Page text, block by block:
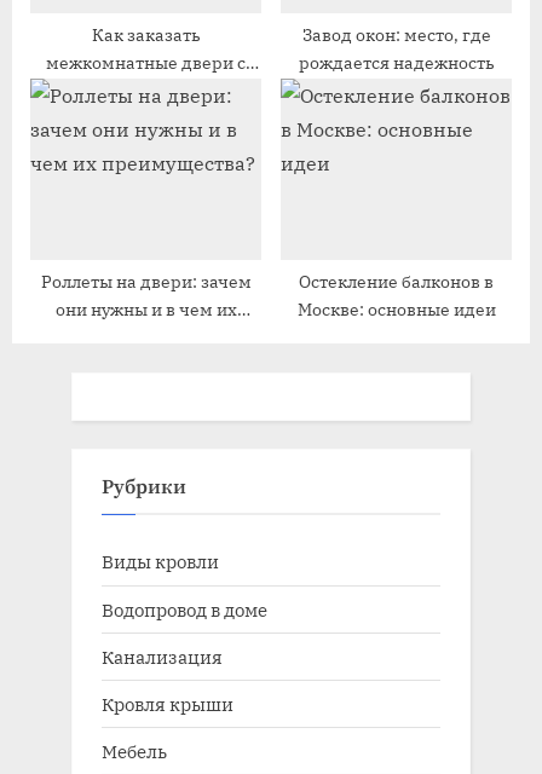
Как заказать
межкомнатные двери с
установкой онлайн и не
Завод окон: место, где
рождается надежность
Роллеты на двери: зачем
они нужны и в чем их
Остекление балконов в
Москве: основные идеи
Рубрики
Виды кровли
Водопровод в доме
Канализация
Кровля крыши
Мебель